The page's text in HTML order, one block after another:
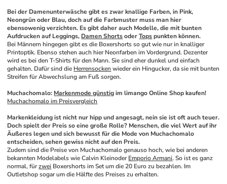
Bei der Damenunterwäsche gibt es zwar knallige Farben, in Pink,
Neongrün oder Blau, doch auf die Farbmuster muss man hier
ebensowenig verzichten. Es gibt daher auch Modelle, die mit bunten
Aufdrucken auf Leggings, Damen Shorts oder Tops punkten können.
Bei Männern hingegen gibt es die Boxershorts so gut wie nur in knalliger
Printoptik. Ebenso stehen auch hier Neonfarben im Vordergrund. Dezenter
wird es bei den T-Shirts für den Mann. Sie sind eher dunkel und einfach
gehalten. Dafür sind die Herrensocken wieder ein Hingucker, da sie mit bunten
Streifen für Abwechslung am Fuß sorgen.
Muchachomalo: Markenmode günstig im limango Online Shop kaufen!
Muchachomalo im Preisvergleich
Markenkleidung ist nicht nur hipp und angesagt, nein sie ist oft auch teuer.
Doch spielt der Preis so eine große Rolle? Menschen, die viel Wert auf ihr
Äußeres legen und sich bewusst für die Mode von Muchachomalo
entscheiden, sehen gewiss nicht auf den Preis.
Zudem sind die Preise von Muchachomalo genauso hoch, wie bei anderen
bekannten Modelabels wie Calvin Kleinoder Emporio Armani. So ist es ganz
normal, für zwei Boxershorts im Set um die 20 Euro zu bezahlen. Im
Outletshop sogar um die Hälfte des Preises zu erhalten.